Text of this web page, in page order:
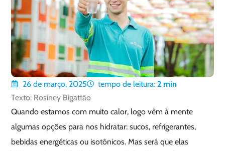
26 de março, 2025 tempo de leitura: 2 min
Texto: Rosiney Bigattão
Quando estamos com muito calor, logo vêm à mente
algumas opções para nos hidratar: sucos, refrigerantes,
bebidas energéticas ou isotônicos. Mas será que elas